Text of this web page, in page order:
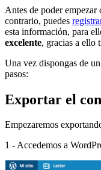
Antes de poder
contrario, puedes
esta información, para
excelente, gracias a ello
Una vez dispongas de
pasos:
Exportar el
Empezaremos
1 - Accedemos a